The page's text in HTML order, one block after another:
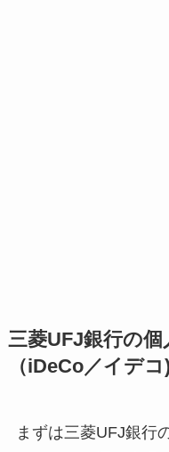
三菱UFJ銀行の
（iDeCo／イデ
まずは三菱UFJ銀行